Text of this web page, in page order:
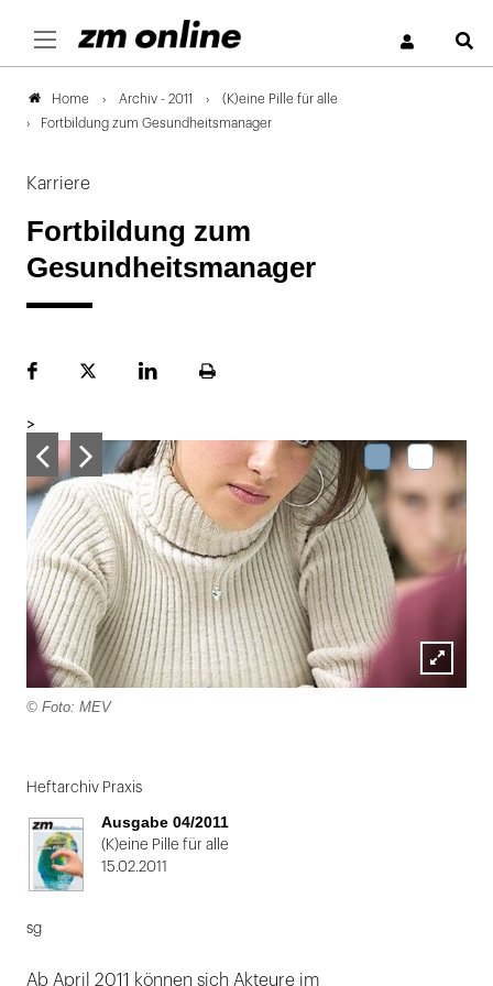
Home Archiv - 2011
(K)eine Pille für alle
Fortbildung zum Gesundheitsmanager
Karriere
Fortbildung zum
Gesundheitsmanager
FacebookPlattformLinekdInSeite
>
Lightbox
© Foto: MEV
1
von
Heftarchiv Praxis
Ausgabe 04/2011
(K)eine Pille für alle
15.02.2011
sg
Ab April 2011 können sich Akteure im